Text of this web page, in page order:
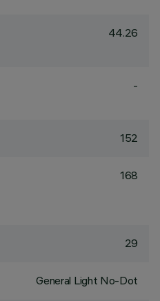
44.26
-
152
168
29
General Light No-Dot